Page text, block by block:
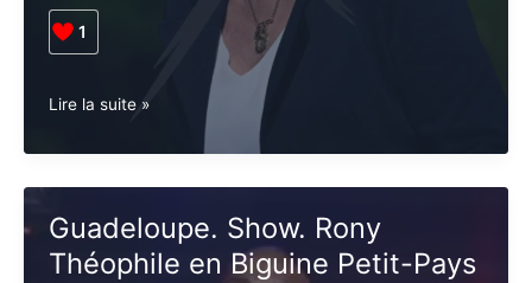
1
France.
Le
aussi
antisocial
Lire la suite »
Guadeloupe. Show. Rony
Théophile en Biguine Petit-Pays